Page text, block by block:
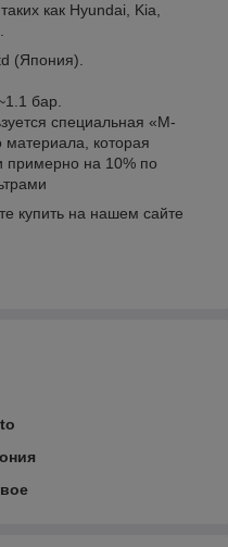
как Hyundai, Kia,
(Япония).
бар.
специальная «М-
которая
примерно на 10% по
купить на нашем сайте